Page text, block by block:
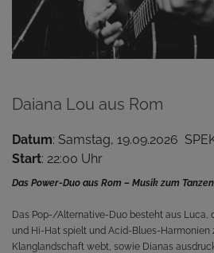
Daiana Lou aus Rom
Datum: Samstag, 19.09.2026
Start: 22:00 Uhr
Das Power-Duo aus Rom – Musik zum Tanzen
Das Pop-/Alternative-Duo besteht aus Luca,
und Hi-Hat spielt und Acid-Blues-Harmonien
Klanglandschaft webt, sowie Dianas